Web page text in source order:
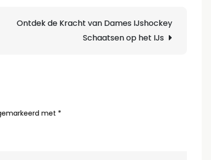
Ontdek de Kracht van Dames IJshockey
Schaatsen op het IJs
met *